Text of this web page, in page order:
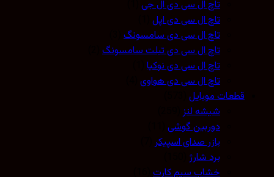
تاچ ال سی دی ال جی(1)
تاچ ال سی دی اپل(1)
تاچ ال سی دی سامسونگ(3)
تاچ ال سی دی تبلت سامسونگ(2)
تاچ ال سی دی نوکیا (1)
تاچ ال سی دی هواوی(4)
قطعات موبایل(573)
شیشه لنز(259)
دوربین گوشی(11)
بازر صدای اسپیکر(7)
برد شارژ(150)
خشاب سیم کارت(16)